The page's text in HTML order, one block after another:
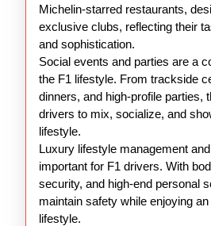
Michelin-starred restaurants,
exclusive clubs, reflecting their
and sophistication.
Social events and parties are a
the F1 lifestyle. From trackside
dinners, and high-profile parties,
drivers to mix, socialize, and
lifestyle.
Luxury lifestyle management
important for F1 drivers. With
security, and high-end personal
maintain safety while enjoying
lifestyle.